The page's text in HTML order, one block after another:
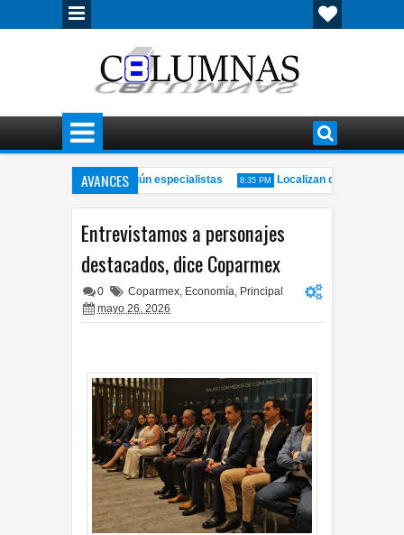
AVANCES
y la productividad, según especialistas 8:35 PM
Localizan cuerpo con
Entrevistamos a personajes
destacados, dice Coparmex
0 Coparmex, Economía, Principal
mayo 26, 2026